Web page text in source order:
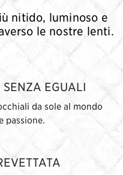
nitido, luminoso e
le nostre lenti.
EGUALI
da sole al mondo
passione.